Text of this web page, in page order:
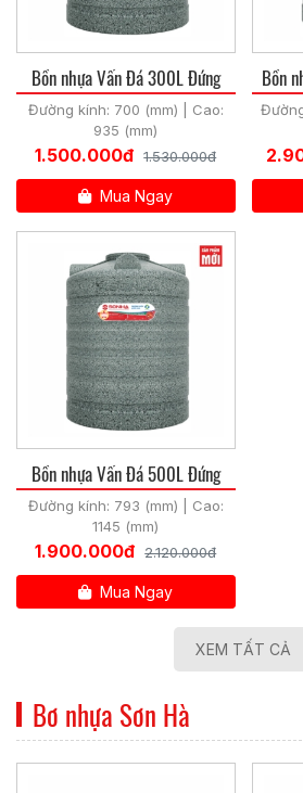
Bồn nhựa Vấn Đá 300L Đứng
Đường kính: 700 (mm) | Cao:
935 (mm)
1.500.000đ 1.530.000đ
Mua Ngay
Bồn
Bồn nhựa Vấn Đá 500L Đứng
Đường kính: 793 (mm) | Cao:
1145 (mm)
1.900.000đ 2.120.000đ
Mua Ngay
XEM TẤT CẢ
Bơ nhựa Sơn Hà